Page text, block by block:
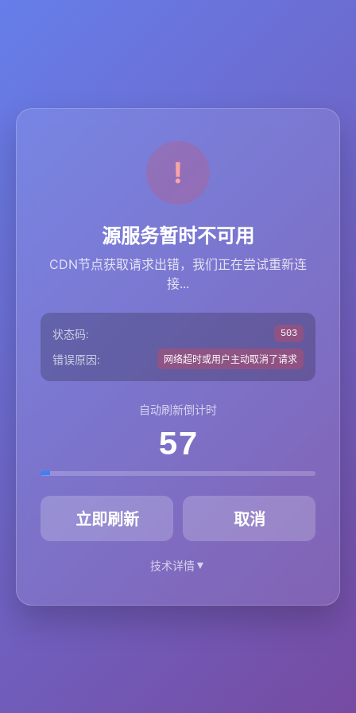
源服务暂时不可用
CDN节点获取请求出错，我们正在尝试重新连
接...
状态码: 503
错误原因: 网络超时或用户主动取消了请求
自动刷新倒计时
57
立即刷新 取消
技术详情▼